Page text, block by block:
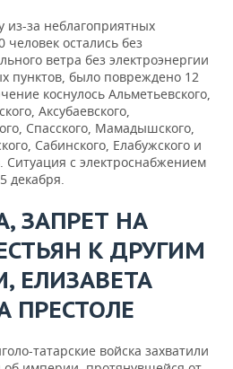
из-за неблагоприятных
человек остались без
ветра без электроэнергии
пунктов, было повреждено 12
коснулось Альметьевского,
Аксубаевского,
Спасского, Мамадышского,
Сабинского, Елабужского и
Ситуация с электроснабжением
декабря.
ЗАПРЕТ НА
К ДРУГИМ
ЕЛИЗАВЕТА
ПРЕСТОЛЕ
татарские войска захватили